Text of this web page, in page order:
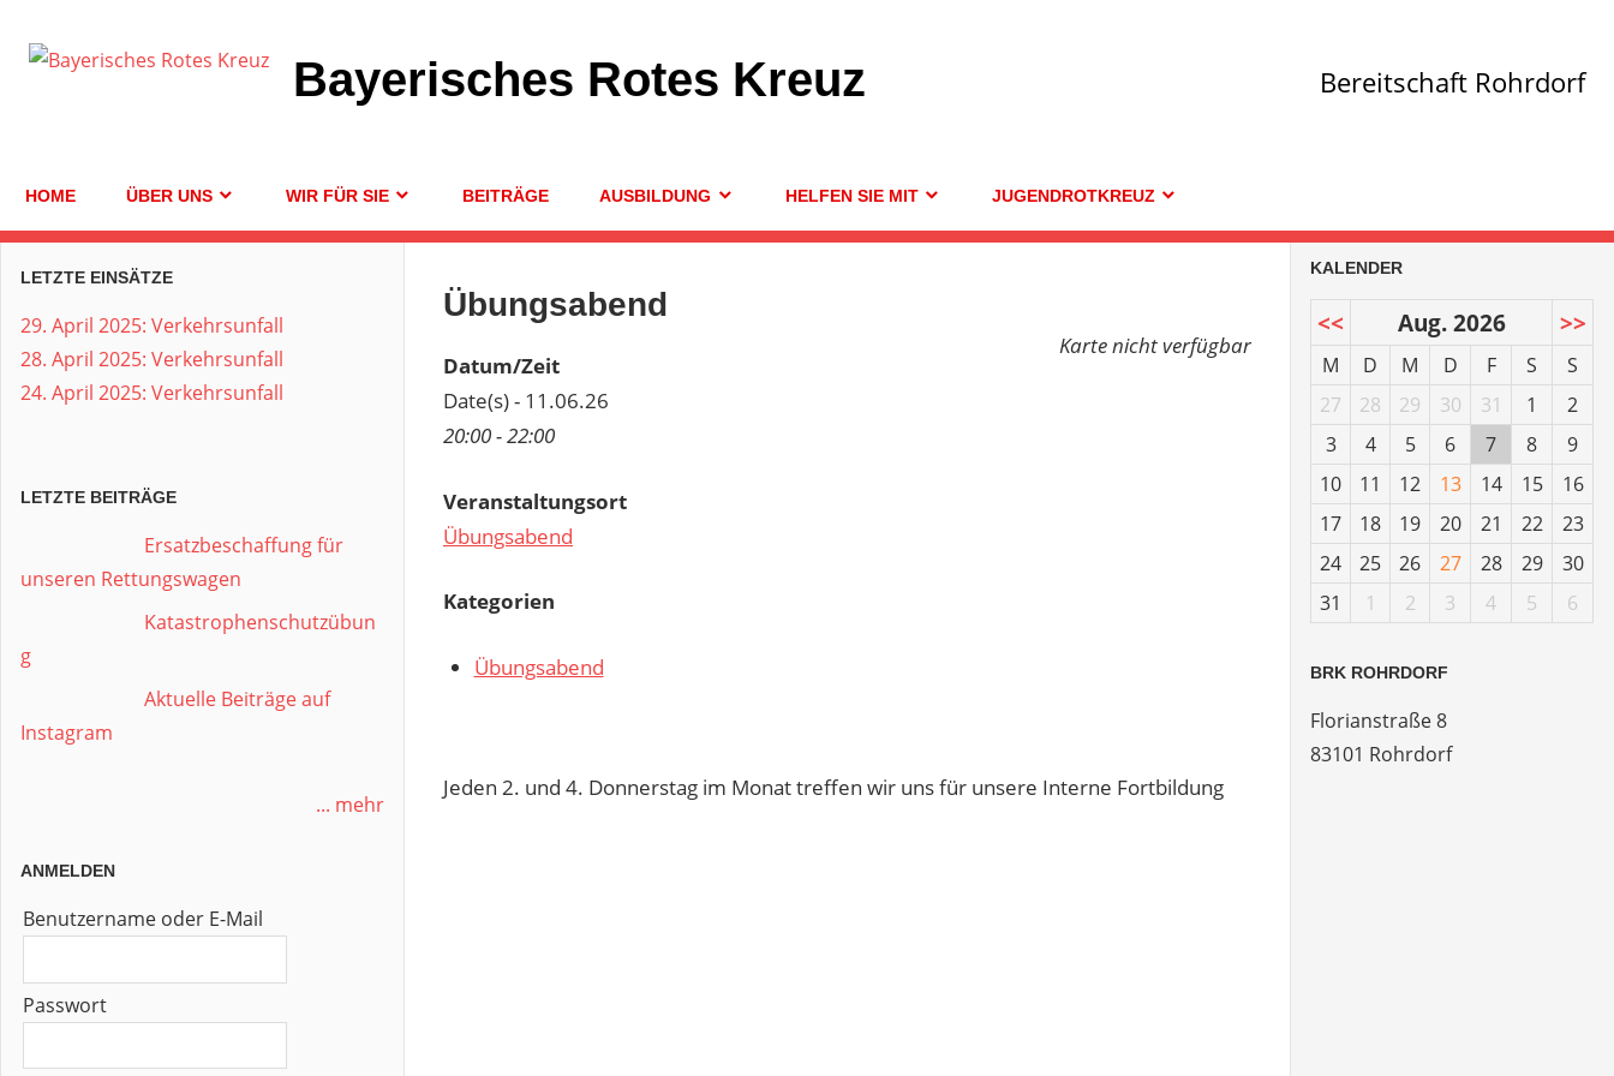
Inhalt
Bayerisches Rotes Kreuz Bereitschaft Rohrdorf
HOME ÜBER UNS WIR FÜR SIE BEITRÄGE AUSBILDUNG HELFEN SIE MIT JUGENDROTKREUZ
Übungsabend
Karte nicht verfügbar
Datum/Zeit
Date(s) - 11.06.26
20:00 - 22:00
Veranstaltungsort
Übungsabend
Kategorien
Übungsabend
Jeden 2. und 4. Donnerstag im Monat treffen wir uns für unsere Interne Fortbildung
LETZTE EINSÄTZE
29. April 2025: Verkehrsunfall
28. April 2025: Verkehrsunfall
24. April 2025: Verkehrsunfall
LETZTE BEITRÄGE
Ersatzbeschaffung für
unseren Rettungswagen
Katastrophenschutzübun
g
Aktuelle Beiträge auf
Instagram
... mehr
ANMELDEN
Benutzername oder E-Mail
Passwort
KALENDER
<< Aug. 2026 >>
M D M D F S
S
27
28 29 30 31 1
2
3
4 5 6 7 8
9
10
11 12 13 14 15
16
17
18 19 20 21 22
23
24
25 26 27 28 29
30
31
1 2 3 4 5 6
BRK ROHRDORF
Florianstraße 8
83101 Rohrdorf